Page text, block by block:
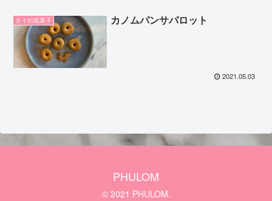
タイ伝統菓子 カノムパンサパロット
2021.05.03
PHULOM
© 2021 PHULOM.